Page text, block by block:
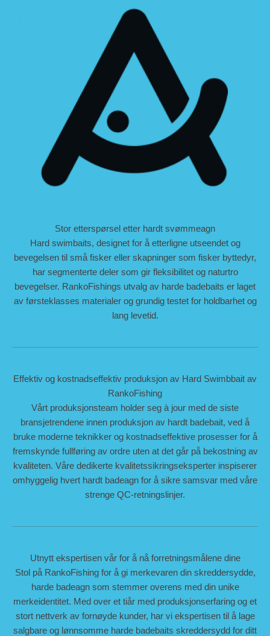
Stor etterspørsel etter hardt svømmeagn
Hard swimbaits, designet for å etterligne utseendet og
bevegelsen til små fisker eller skapninger som fisker byttedyr,
har segmenterte deler som gir fleksibilitet og naturtro
bevegelser. RankoFishings utvalg av harde badebaits er laget
av førsteklasses materialer og grundig testet for holdbarhet og
lang levetid.
Effektiv og kostnadseffektiv produksjon av Hard Swimbbait av
RankoFishing
Vårt produksjonsteam holder seg à jour med de siste
bransjetrendene innen produksjon av hardt badebait, ved å
bruke moderne teknikker og kostnadseffektive prosesser for å
fremskynde fullføring av ordre uten at det går på bekostning av
kvaliteten. Våre dedikerte kvalitetssikringseksperter inspiserer
omhyggelig hvert hardt badeagn for å sikre samsvar med våre
strenge QC-retningslinjer.
Utnytt ekspertisen vår for å nå forretningsmålene dine
Stol på RankoFishing for å gi merkevaren din skreddersydde,
harde badeagn som stemmer overens med din unike
merkeidentitet. Med over et tiår med produksjonserfaring og et
stort nettverk av fornøyde kunder, har vi ekspertisen til å lage
salgbare og lønnsomme harde badebaits skreddersydd for ditt